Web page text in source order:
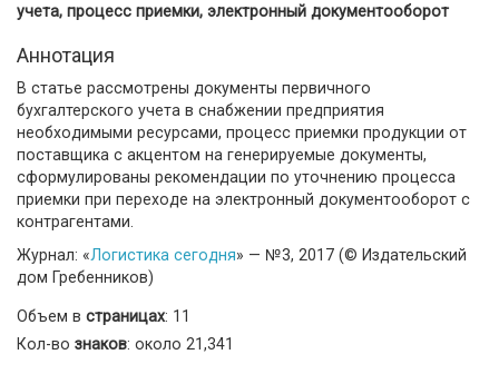
учета, процесс приемки, электронный документооборот
Аннотация
В статье рассмотрены документы первичного
бухгалтерского учета в снабжении предприятия
необходимыми ресурсами, процесс приемки продукции от
поставщика с акцентом на генерируемые документы,
сформулированы рекомендации по уточнению процесса
приемки при переходе на электронный документооборот с
контрагентами.
Журнал: «Логистика сегодня» — №3, 2017 (© Издательский
дом Гребенников)
Объем в страницах: 11
Кол-во знаков: около 21,341